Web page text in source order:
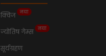
क्विज नया
ज्योतिष गेम्स नया
सूर्यग्रहण